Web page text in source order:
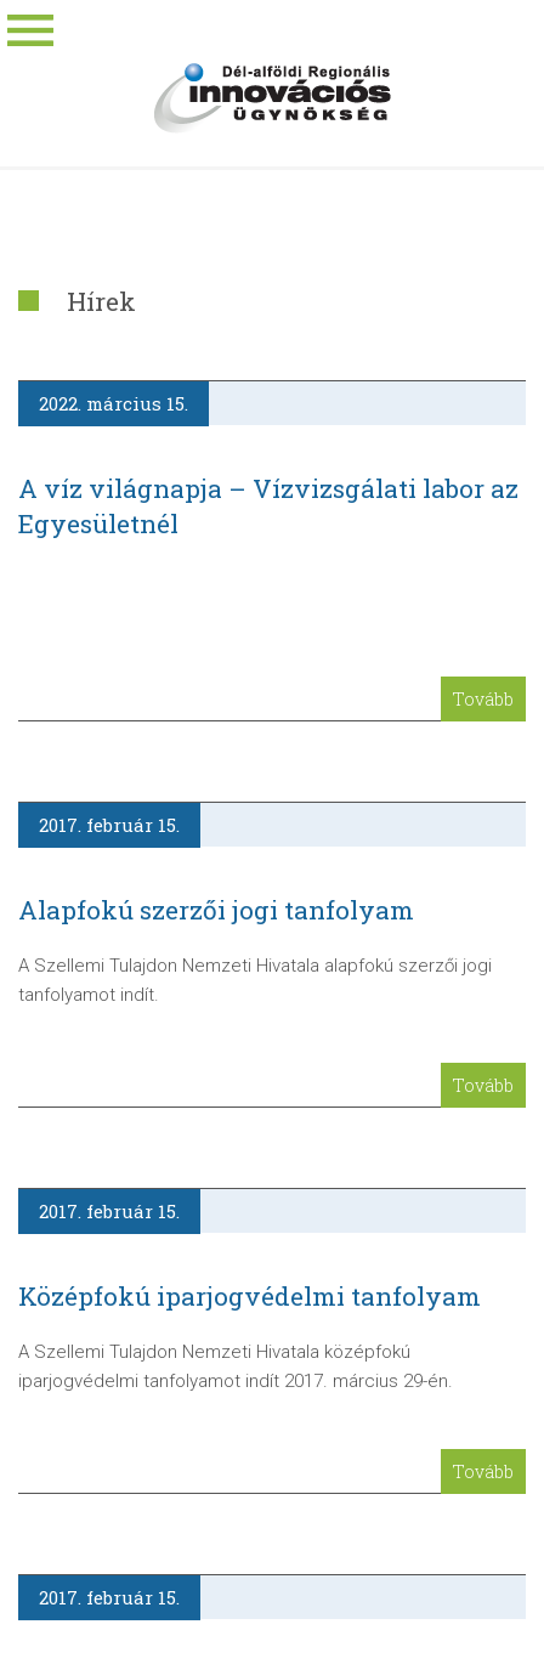
Hírek
2022. március 15.
A víz világnapja – Vízvizsgálati labor az
Egyesületnél
Tovább
2017. február 15.
Alapfokú szerzői jogi tanfolyam
A Szellemi Tulajdon Nemzeti Hivatala alapfokú szerzői jogi
tanfolyamot indít.
Tovább
2017. február 15.
Középfokú iparjogvédelmi tanfolyam
A Szellemi Tulajdon Nemzeti Hivatala középfokú
iparjogvédelmi tanfolyamot indít 2017. március 29-én.
Tovább
2017. február 15.